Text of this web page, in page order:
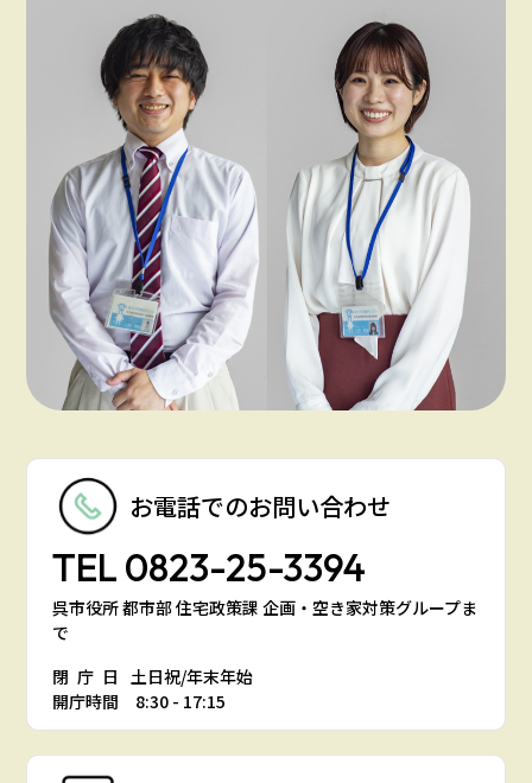
お電話でのお問い合わせ
TEL 0823-25-3394
呉市役所 都市部 住宅政策課 企画・空き家対策グループま
で
閉庁日 土日祝/年末年始
開庁時間 8:30 - 17:15